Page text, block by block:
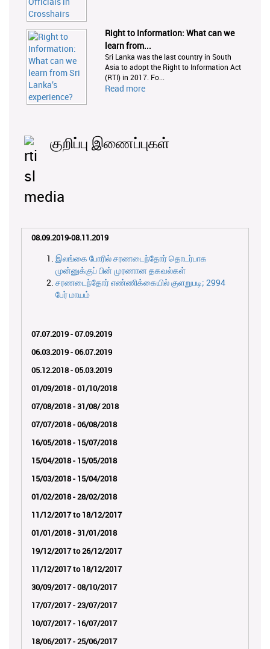
Right to Information: What can we
learn from...
Sri Lanka was the last country in South
Asia to adopt the Right to Information Act
(RTI) in 2017. Fo...
Read more
குறிப்பு இணைப்புகள்
08.09.2019-08.11.2019
இலங்கை போரில் சரணடைந்தோர் தொடர்பாக
முன்னுக்குப் பின் முரணான தகவல்கள்
சரணடைந்தோர் எண்ணிக்கையில் குளறுபடி; 2994
பேர் மாயம்
07.07.2019 - 07.09.2019
06.03.2019 - 06.07.2019
05.12.2018 - 05.03.2019
01/09/2018 - 01/10/2018
07/08/2018 - 31/08/ 2018
07/07/2018 - 06/08/2018
16/05/2018 - 15/07/2018
15/04/2018 - 15/05/2018
15/03/2018 - 15/04/2018
01/02/2018 - 28/02/2018
11/12/2017 to 18/12/2017
01/01/2018 - 31/01/2018
19/12/2017 to 26/12/2017
11/12/2017 to 18/12/2017
30/09/2017 - 08/10/2017
17/07/2017 - 23/07/2017
10/07/2017 - 16/07/2017
18/06/2017 - 25/06/2017